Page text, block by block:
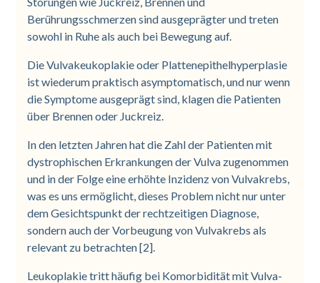
Berührungsschmerzen sind ausgeprägter und treten
sowohl in Ruhe als auch bei Bewegung auf.
Die Vulvakeukoplakie oder Plattenepithelhyperplasie
ist wiederum praktisch asymptomatisch, und nur wenn
die Symptome ausgeprägt sind, klagen die Patienten
über Brennen oder Juckreiz.
In den letzten Jahren hat die Zahl der Patienten mit
dystrophischen Erkrankungen der Vulva zugenommen
und in der Folge eine erhöhte Inzidenz von Vulvakrebs,
was es uns ermöglicht, dieses Problem nicht nur unter
dem Gesichtspunkt der rechtzeitigen Diagnose,
sondern auch der Vorbeugung von Vulvakrebs als
relevant zu betrachten [2].
Leukoplakie tritt häufig bei Komorbidität mit Vulva-